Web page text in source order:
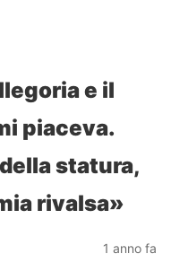
e il
piaceva.
statura,
rivalsa»
1 anno fa